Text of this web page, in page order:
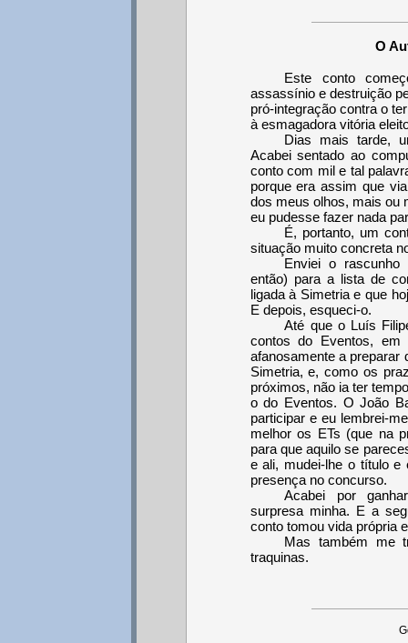
O
Este conto
assassínio e destruição
pró-integração contra o
à esmagadora vitória
Dias mais tarde,
Acabei sentado ao
conto com mil e tal
porque era assim que
dos meus olhos, mais ou
eu pudesse fazer nada
É, portanto, um
situação muito concreta
Enviei o
então) para a lista de
ligada à Simetria e que
E depois, esqueci-o.
Até que o Luís
contos do Eventos,
afanosamente a preparar
Simetria, e, como os
próximos, não ia ter
o do Eventos. O João
participar e eu lembrei-
melhor os ETs (que na
para que aquilo se
e ali, mudei-lhe o título e
presença no concurso.
Acabei por
surpresa minha. E a
conto tomou vida própria
Mas também me
traquinas.